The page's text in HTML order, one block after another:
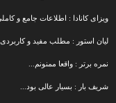
ویزای کانادا : اطلاعات جامع و
لیان استور : مطلب مفید و کاربردی
نمره برتر : واقعا ممنونم...
شریف بار : بسیار عالی بود...